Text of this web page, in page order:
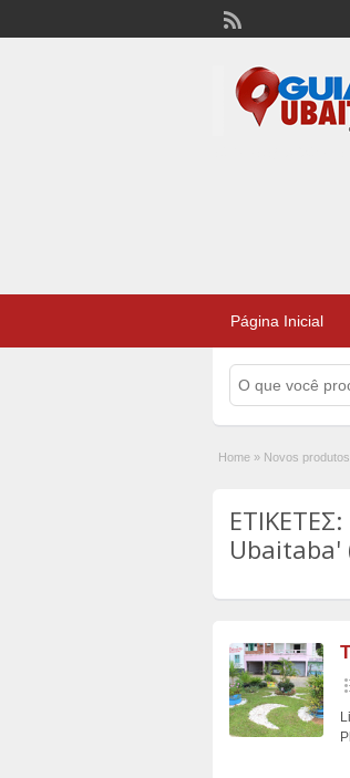
Página Inicial
Home » Novos
Ubaitaba'